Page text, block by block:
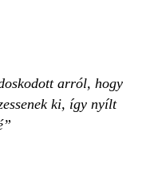
arról, hogy
ki, így nyílt